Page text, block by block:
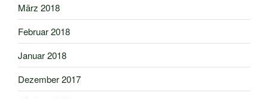
März 2018
Februar 2018
Januar 2018
Dezember 2017